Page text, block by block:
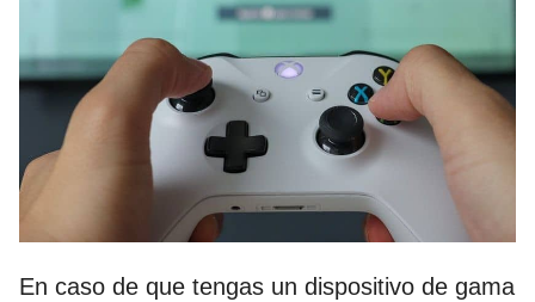
En caso de que tengas un dispositivo de gama